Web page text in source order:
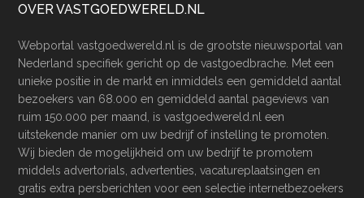
Footer
OVER VASTGOEDWERELD.NL
Webportal vastgoedwereld.nl is de grootste nieuwsportal van
Nederland specifiek gericht op de vastgoedbrache. Met een
unieke positie in de markt en inmiddels een gemiddeld aantal
bezoekers van 68.000 en gemiddeld aantal pageviews van
ruim 150.000 per maand, is vastgoedwereld.nl een
uitstekende manier om uw bedrijf of instelling te promoten.
Wij bieden de mogelijkheid om uw bedrijf te promotem
middels advertorials, advertenties, vacatureplaatsingen en
gratis extra persberichten voor een selectie internetbezoekers